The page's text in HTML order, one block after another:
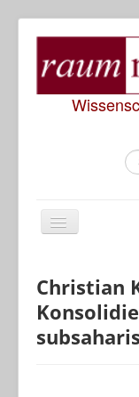
Rezensionen
Christian